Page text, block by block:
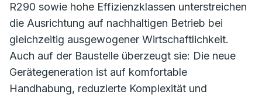
R290 sowie hohe Effizienzklassen unterstreichen
die Ausrichtung auf nachhaltigen Betrieb bei
gleichzeitig ausgewogener Wirtschaftlichkeit.
Auch auf der Baustelle überzeugt sie: Die neue
Gerätegeneration ist auf komfortable
Handhabung, reduzierte Komplexität und